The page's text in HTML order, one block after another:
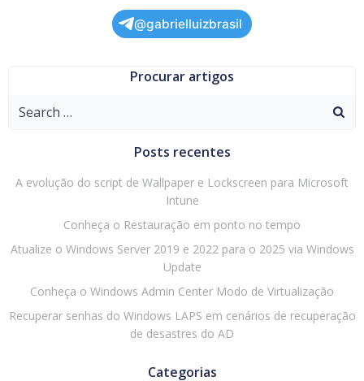
@gabrielluizbrasil
Procurar artigos
Search
Posts recentes
A evolução do script de Wallpaper e Lockscreen para Microsoft
Intune
Conheça o Restauração em ponto no tempo
Atualize o Windows Server 2019 e 2022 para o 2025 via Windows
Update
Conheça o Windows Admin Center Modo de Virtualização
Recuperar senhas do Windows LAPS em cenários de recuperação
de desastres do AD
Categorias